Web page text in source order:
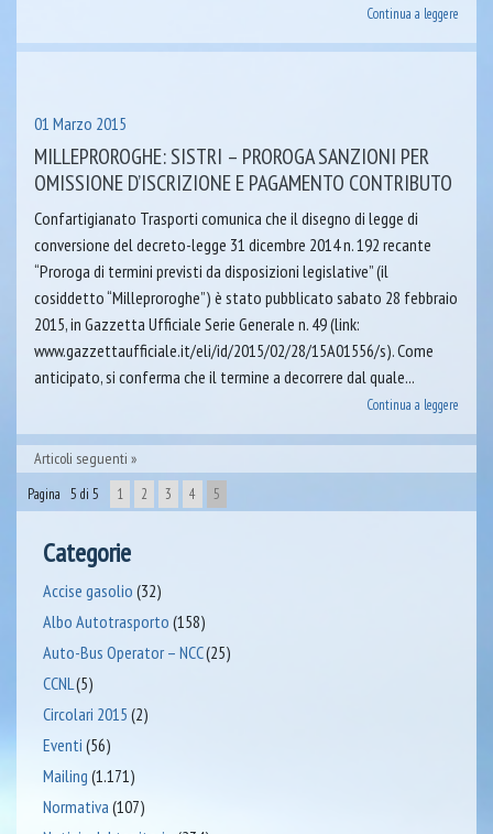
Continua a leggere
01 Marzo 2015
MILLEPROROGHE: SISTRI – PROROGA SANZIONI PER
OMISSIONE D’ISCRIZIONE E PAGAMENTO CONTRIBUTO
Confartigianato Trasporti comunica che il disegno di legge di
conversione del decreto-legge 31 dicembre 2014 n. 192 recante
“Proroga di termini previsti da disposizioni legislative” (il
cosiddetto “Milleproroghe”) è stato pubblicato sabato 28 febbraio
2015, in Gazzetta Ufficiale Serie Generale n. 49 (link:
www.gazzettaufficiale.it/eli/id/2015/02/28/15A01556/s). Come
anticipato, si conferma che il termine a decorrere dal quale...
Continua a leggere
Articoli seguenti
Pagina 5 di 5 1 2 3 4 5
Categorie
Accise gasolio (32)
Albo Autotrasporto (158)
Auto-Bus Operator – NCC(25)
CCNL(5)
Circolari 2015 (2)
Eventi (56)
Mailing (1.171)
Normativa (107)